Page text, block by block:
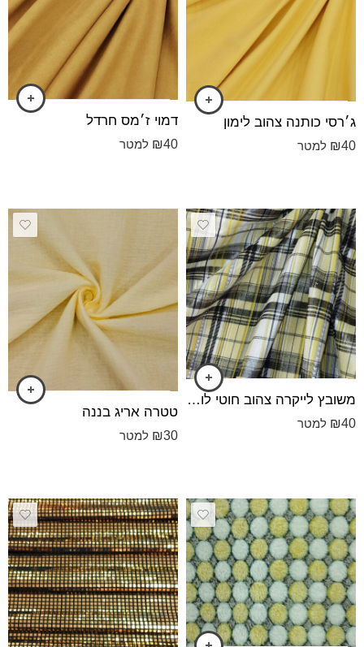
ג׳רסי כותנה צהוב לימון
₪40 למטר
דמוי ז׳מס חרדל
₪40 למטר
משובץ לייקרה צהוב חוטי לורקס כסוף
₪40 למטר
טטרה אריג בננה
₪30 למטר